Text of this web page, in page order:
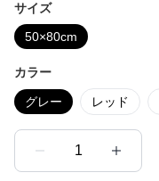
サイズ
50×80cm
カラー
グレー レッド
1